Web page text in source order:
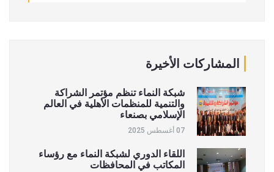
المشاركات الأخيرة
شبكة النماء تنظم مؤتمر الشراكة
والتنمية للمنظمات الأهلية في العالم
الإسلامي بصنعاء
07 أغسطس 2025
اللقاء الدوري لشبكة النماء مع رؤساء
المكاتب في المحافظات